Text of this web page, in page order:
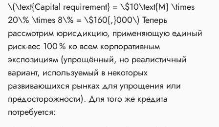
\(\text{Capital requirement} = \$10\text{M} \times
20\% \times 8\% = \$160{,}000\) Теперь
рассмотрим юрисдикцию, применяющую единый
риск‑вес 100 % ко всем корпоративным
экспозициям (упрощённый, но реалистичный
вариант, используемый в некоторых
развивающихся рынках для упрощения или
предосторожности). Для того же кредита
потребуется: